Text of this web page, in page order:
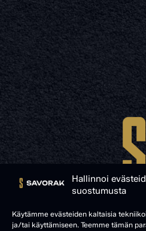
Hallinnoi
suostumusta
Käytämme evästeiden kaltaisia
ja/tai käyttämiseen. Teemme tämän